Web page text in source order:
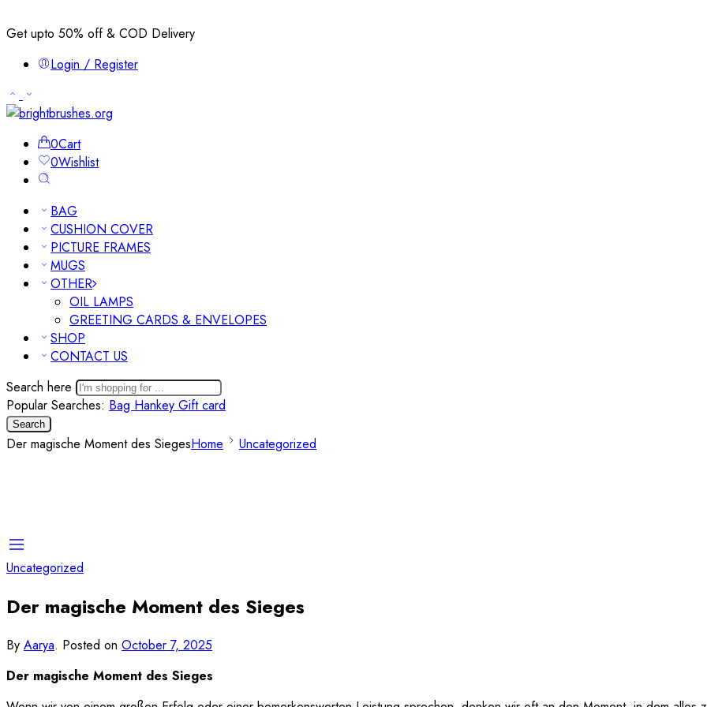
Get upto 50% off & COD Delivery
Login / Register
0Cart
0Wishlist
BAG
CUSHION COVER
PICTURE FRAMES
MUGS
OTHER
OIL LAMPS
GREETING CARDS & ENVELOPES
SHOP
CONTACT US
Search here
Popular Searches: Bag Hankey Gift card
Search
Der magische Moment des SiegesHome Uncategorized
Uncategorized
Der magische Moment des Sieges
By Aarya. Posted on October 7, 2025
Der magische Moment des Sieges